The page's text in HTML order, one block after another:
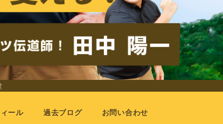
ール 過去ブログ お問い合わせ